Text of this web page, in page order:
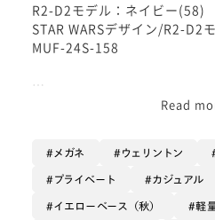
R2-D2モデル：ネイビー(58)
STAR WARSデザイン/R2-D2
MUF-24S-158
R2-D2ってなんでも器用に直
そんなイメージなんですが
こちらのメガネもstarwarsデ
Read
メガネ ウェリントン
プライベート カジュアル
イエローベース（秋） 軽